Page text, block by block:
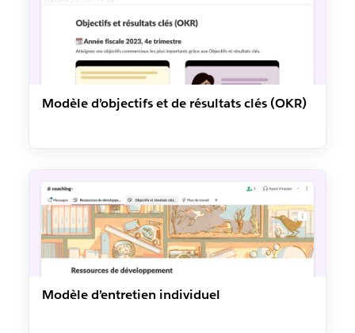
Modèle d’objectifs et de résultats clés (OKR)
Modèle d’entretien individuel